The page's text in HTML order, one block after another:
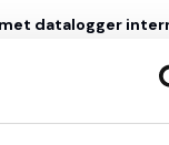
datalogger